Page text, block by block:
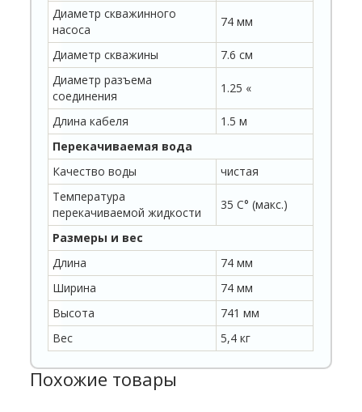
Диаметр скважинного
насоса
74 мм
Диаметр скважины
7.6 см
Диаметр разъема
соединения
1.25 «
Длина кабеля
1.5 м
Перекачиваемая вода
Качество воды
чистая
Температура
перекачиваемой жидкости
35 C° (макс.)
Размеры и вес
Длина
74 мм
Ширина
74 мм
Высота
741 мм
Вес
5,4 кг
Похожие товары